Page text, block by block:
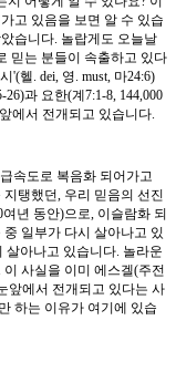
고 있음을 보면 알 수 있습
습니다. 놀랍게도 오늘날
믿는 분들이 속출하고 있다
'(헬. dei, 영. must, 마24:6)
과 요한(계7:1-8, 144,000
에서 전개되고 있습니다.
속도로 복음화 되어가고
탱했던, 우리 믿음의 선진
년 동안)으로, 이슬람화 되
일부가 다시 살아나고 있
살아나고 있습니다. 놀라운
사실을 이미 에스겔(주전
앞에서 전개되고 있다는 사
하는 이유가 여기에 있습